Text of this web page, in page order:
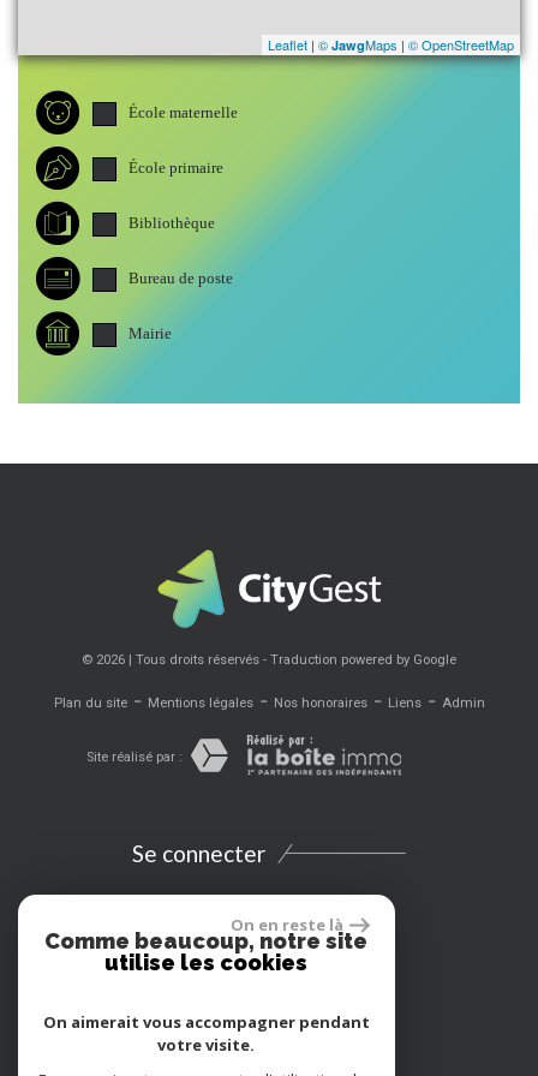
Leaflet | © JawgMaps | © OpenStreetMap
École maternelle
École primaire
Bibliothèque
Bureau de poste
Mairie
© 2026 | Tous droits réservés - Traduction powered by Google
Plan du site- Mentions légales- Nos honoraires- Liens- Admin
Site réalisé par :
Se connecter
Espace propriétaires
Extranet
Location vacances
On en reste là
Comme beaucoup, notre site
utilise les cookies
On aimerait vous accompagner pendant
votre visite.